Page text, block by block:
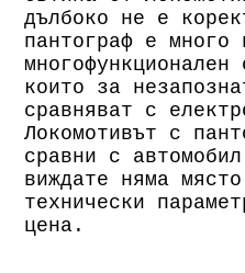
дълбоко не е
пантограф е много
които за
сравняват с
Локомотивът с
сравни с
виждате няма
технически
цена.